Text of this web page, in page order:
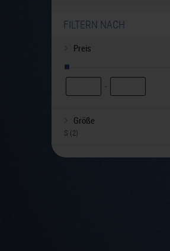
FILTERN NACH
Preis
-
Größe
S (2)